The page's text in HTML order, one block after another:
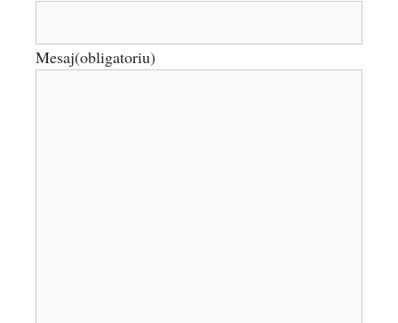
Mesaj(obligatoriu)